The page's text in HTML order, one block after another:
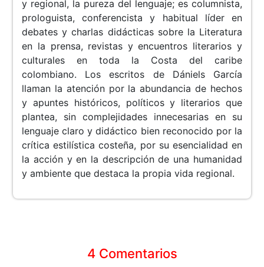
y regional, la pureza del lenguaje; es columnista,
prologuista, conferencista y habitual líder en
debates y charlas didácticas sobre la Literatura
en la prensa, revistas y encuentros literarios y
culturales en toda la Costa del caribe
colombiano. Los escritos de Dániels García
llaman la atención por la abundancia de hechos
y apuntes históricos, políticos y literarios que
plantea, sin complejidades innecesarias en su
lenguaje claro y didáctico bien reconocido por la
crítica estilística costeña, por su esencialidad en
la acción y en la descripción de una humanidad
y ambiente que destaca la propia vida regional.
4 Comentarios